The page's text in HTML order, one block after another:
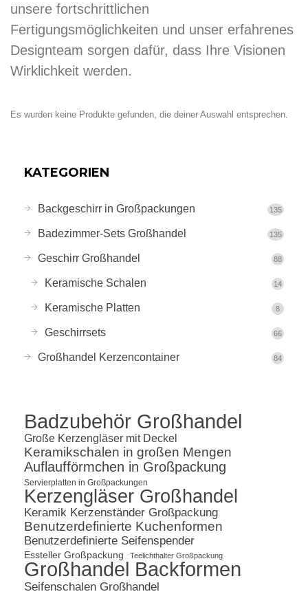
unsere fortschrittlichen
Fertigungsmöglichkeiten und unser erfahrenes
Designteam sorgen dafür, dass Ihre Visionen
Wirklichkeit werden.
Es wurden keine Produkte gefunden, die deiner Auswahl entsprechen.
KATEGORIEN
Backgeschirr in Großpackungen 135
Badezimmer-Sets Großhandel 135
Geschirr Großhandel 88
Keramische Schalen 14
Keramische Platten 8
Geschirrsets 66
Großhandel Kerzencontainer 84
Badzubehör Großhandel
Große Kerzengläser mit Deckel
Keramikschalen in großen Mengen
Auflaufförmchen in Großpackung
Servierplatten in Großpackungen
Kerzengläser Großhandel
Keramik Kerzenständer Großpackung
Benutzerdefinierte Kuchenformen
Benutzerdefinierte Seifenspender
Essteller Großpackung Teelichthalter Großpackung
Großhandel Backformen
Seifenschalen Großhandel